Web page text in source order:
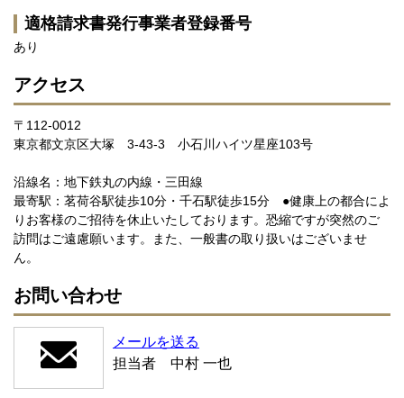
適格請求書発行事業者登録番号
あり
アクセス
〒112-0012
東京都文京区大塚 3-43-3 小石川ハイツ星座103号
沿線名：地下鉄丸の内線・三田線
最寄駅：茗荷谷駅徒歩10分・千石駅徒歩15分 ●健康上の都合によ
りお客様のご招待を休止いたしております。恐縮ですが突然のご
訪問はご遠慮願います。また、一般書の取り扱いはございませ
ん。
お問い合わせ
メールを送る
担当者 中村 一也